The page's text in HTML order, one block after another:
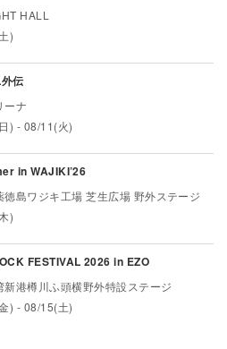
HALL
)
伝
ーナ
) - 08/11(火)
in WAJIKI’26
徳島ワジキ工場 芝生広場 野外ステージ
)
FESTIVAL 2026 in EZO
新港樽川ふ頭横野外特設ステージ
) - 08/15(土)